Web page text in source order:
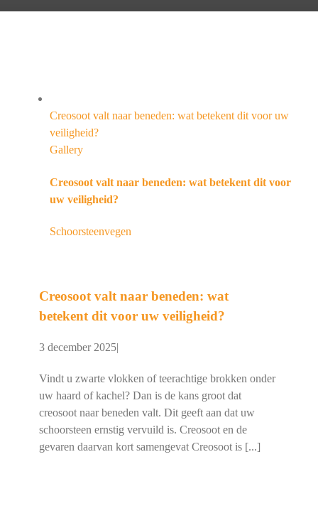
Creosoot valt naar beneden: wat betekent dit voor uw
veiligheid?
Gallery
Creosoot valt naar beneden: wat betekent dit voor
uw veiligheid?
Schoorsteenvegen
Creosoot valt naar beneden: wat
betekent dit voor uw veiligheid?
3 december 2025|
Vindt u zwarte vlokken of teerachtige brokken onder
uw haard of kachel? Dan is de kans groot dat
creosoot naar beneden valt. Dit geeft aan dat uw
schoorsteen ernstig vervuild is. Creosoot en de
gevaren daarvan kort samengevat Creosoot is [...]